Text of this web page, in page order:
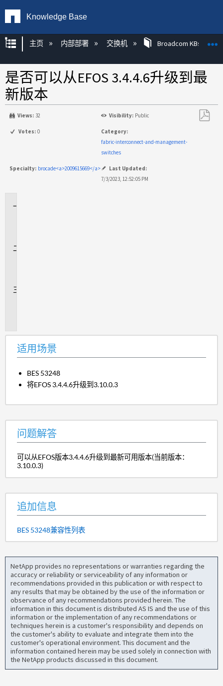
Knowledge Base
扩展/隐缩全局层次
主页 内部部署 交换机 Broadcom KBs
是否可以从EFOS 3.4.4.6升级到最
新版本
Views: 32 Visibility: Public
Votes: 0
Category:
fabric-interconnect-and-management-
switches
Specialty: brocade<a>2009615669</a>
Last Updated:
7/3/2023, 12:52:05 PM
适用场景
BES 53248
将EFOS 3.4.4.6升级到3.10.0.3
问题解答
可以从EFOS版本3.4.4.6升级到最新可用版本(当前版本：
3.10.0.3)
追加信息
BES 53248兼容性列表
NetApp provides no representations or warranties regarding the
accuracy or reliability or serviceability of any information or
recommendations provided in this publication or with respect to
any results that may be obtained by the use of the information or
observance of any recommendations provided herein. The
information in this document is distributed AS IS and the use of this
information or the implementation of any recommendations or
techniques herein is a customer's responsibility and depends on
the customer's ability to evaluate and integrate them into the
customer's operational environment. This document and the
information contained herein may be used solely in connection with
the NetApp products discussed in this document.